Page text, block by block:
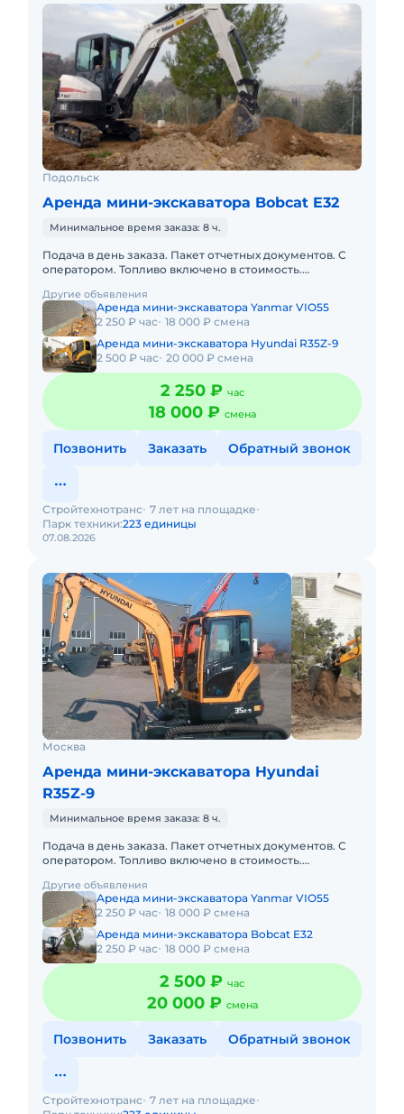
Подольск
Аренда мини-экскаватора Bobcat E32
Минимальное время заказа: 8 ч.
Подача в день заказа. Пакет отчетных документов. С
оператором. Топливо включено в стоимость.
с малой наработк
Другие объявления
Аренда мини-экскаватора Yanmar VIO55
2 250 ₽ час 18 000 ₽ смена
Аренда мини-экскаватора Hyundai R35Z-9
2 500 ₽ час 20 000 ₽ смена
2 250 ₽ час
18 000 ₽ смена
Позвонить Заказать Обратный звонок
07.08.2026
Стройтехнотранс 7 лет на площадке
Парк техники:223 единицы
Москва
Аренда мини-экскаватора Hyundai
R35Z-9
Минимальное время заказа: 8 ч.
Подача в день заказа. Пакет отчетных документов. С
оператором. Топливо включено в стоимость.
компания предлагает
Другие объявления
Аренда мини-экскаватора Yanmar VIO55
2 250 ₽ час 18 000 ₽ смена
Аренда мини-экскаватора Bobcat E32
2 250 ₽ час 18 000 ₽ смена
2 500 ₽ час
20 000 ₽ смена
Позвонить Заказать Обратный звонок
Стройтехнотранс 7 лет на площадке